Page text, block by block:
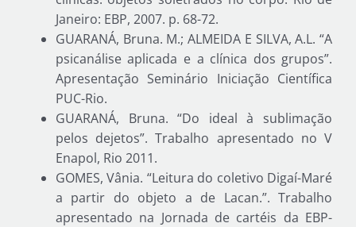
Janeiro: EBP, 2007. p. 68-72.
GUARANÁ, Bruna. M.; ALMEIDA E SILVA, A.L. “A
psicanálise aplicada e a clínica dos grupos”.
Apresentação Seminário Iniciação Científica
PUC-Rio.
GUARANÁ, Bruna. “Do ideal à sublimação
pelos dejetos”. Trabalho apresentado no V
Enapol, Rio 2011.
GOMES, Vânia. “Leitura do coletivo Digaí-Maré
a partir do objeto a de Lacan.”. Trabalho
apresentado na Jornada de cartéis da EBP-